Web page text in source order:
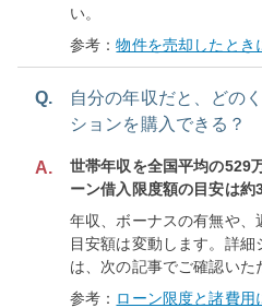
い。
参考：物件を売却したとき
Q.
自分の年収だと、どの
ションを購入できる？
A.
世帯年収を全国平均の529
ーン借入限度額の目安は約
年収、ボーナスの有無や、
目安額は変動します。詳
は、次の記事でご確認いた
参考： ローン限度と諸費用